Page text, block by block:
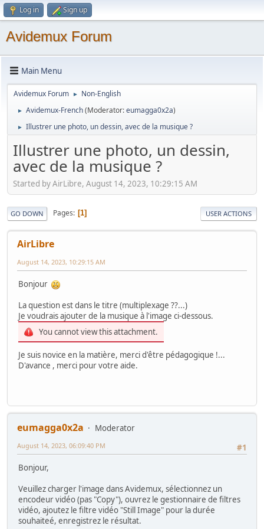
Log in Sign up
Avidemux Forum
Main Menu
Avidemux Forum ► Non-English
► Avidemux-French(Moderator:eumagga0x2a)
► Illustrer une photo, un dessin, avec de la musique ?
Illustrer une photo, un dessin,
avec de la musique ?
Started by AirLibre, August 14, 2023, 10:29:15 AM
GO DOWN Pages 1 USER ACTIONS
AirLibre
August 14, 2023, 10:29:15 AM
Bonjour
La question est dans le titre (multiplexage ??...)
Je voudrais ajouter de la musique à l'image ci-dessous.
You cannot view this attachment.
Je suis novice en la matière, merci d'être pédagogique !...
D'avance , merci pour votre aide.
eumagga0x2a
Moderator
#1
August 14, 2023, 06:09:40 PM
Bonjour,
Veuillez charger l'image dans Avidemux, sélectionnez un
encodeur vidéo (pas "Copy"), ouvrez le gestionnaire de filtres
vidéo, ajoutez le filtre vidéo "Still Image" pour la durée
souhaiteé, enregistrez le résultat.